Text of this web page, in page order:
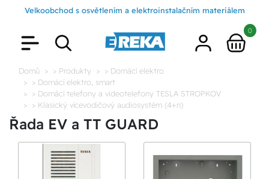
Velkoobchod s osvětlením a elektroinstalačním materiálem
0
Domů > Produkty
> Domácí elektro
> Domácí elektro, smart
> Domácí telefony a videotelefony TESLA STROPKOV
> Klasický vícevodičový audiosystém (4+n)
Řada EV a TT GUARD